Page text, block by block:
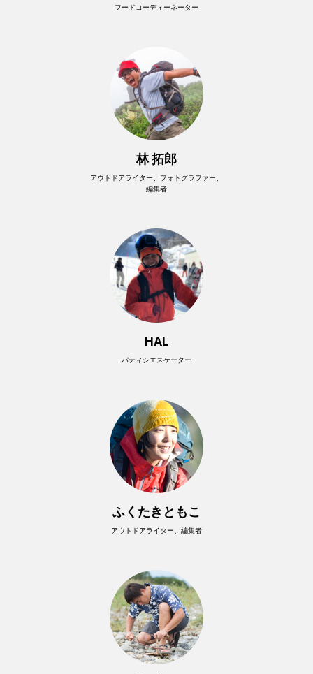
フードコーディーネーター
林 拓郎
アウトドアライター、フォトグラファー、
編集者
HAL
パティシエスケーター
ふくたきともこ
アウトドアライター、編集者